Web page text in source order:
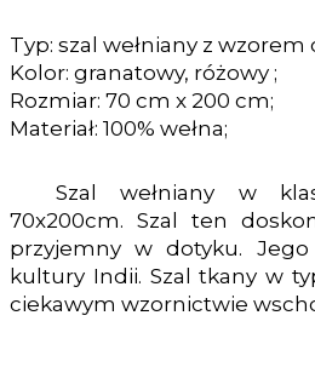
Typ: szal wełniany z
Kolor: granatowy, różowy ;
Rozmiar: 70 cm x 200 cm;
Materiał: 100% wełna;
Szal wełniany w
70x200cm. Szal ten
przyjemny w dotyku.
kultury Indii. Szal tkany w
ciekawym wzornictwie